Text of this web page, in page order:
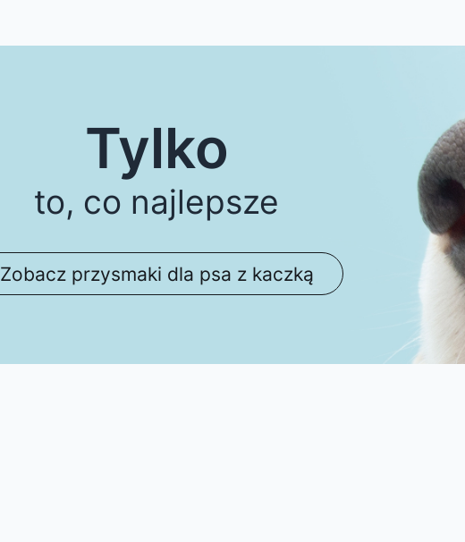
Tylko
to, co najlepsze
Zobacz przysmaki dla psa z kaczką